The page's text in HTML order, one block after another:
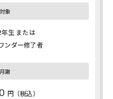
生 または
ンダー修了者
円（税込）